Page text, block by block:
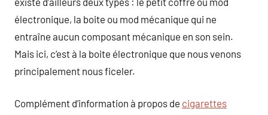
électronique, la boite ou mod mécanique qui ne
entraîne aucun composant mécanique en son sein.
Mais ici, c’est à la boite électronique que nous venons
principalement nous ficeler.
Complément d’information à propos de cigarettes